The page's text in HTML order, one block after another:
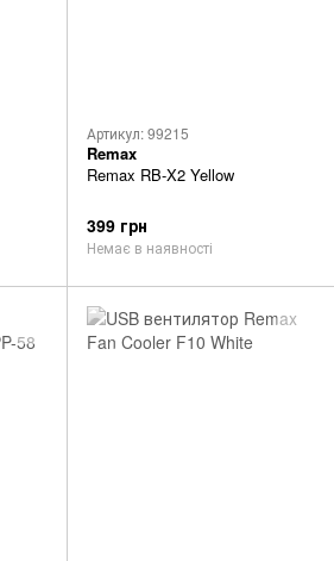
Артикул: 99215
Remax
Remax RB-X2 Yellow
399 грн
Немає в наявності